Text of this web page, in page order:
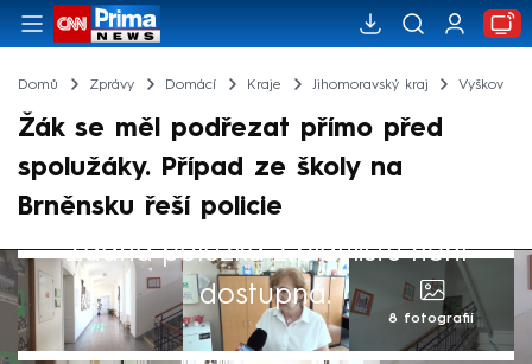
Domů Zprávy Domácí Kraje Jihomoravský kraj Vyškov
Žák se měl podřezat přímo před
spolužáky. Případ ze školy na
Brněnsku řeší policie
Žádná položka z playlistu není
dostupná.
8 fotografií